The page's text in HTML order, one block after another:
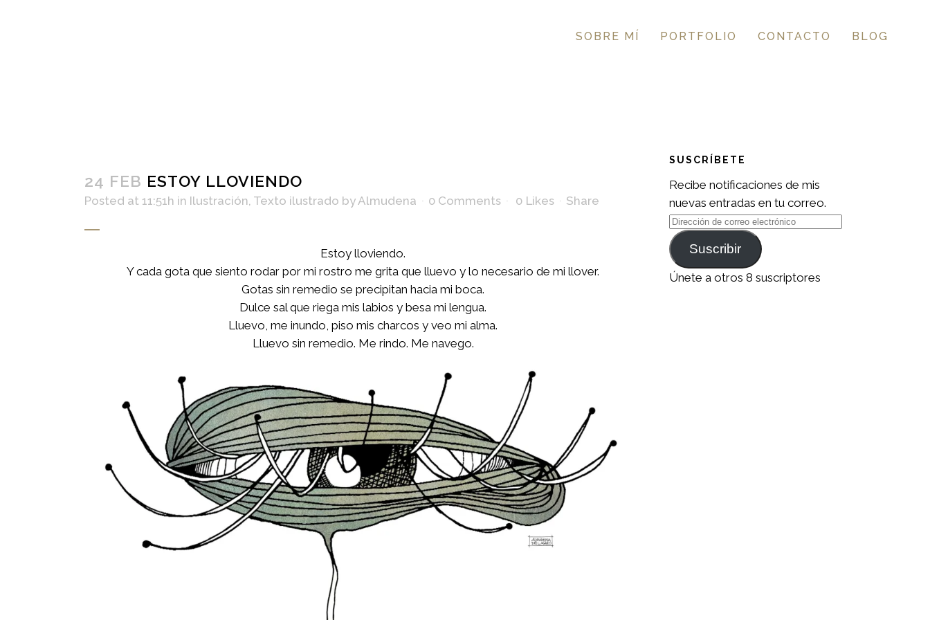
SOBRE MÍ PORTFOLIO CONTACTO BLOG
24 FEB ESTOY LLOVIENDO
Posted at 11:51h in Ilustración, Texto ilustrado byAlmudena 0 Comments 0 Likes Share
Estoy lloviendo.
Y cada gota que siento rodar por mi rostro me grita que lluevo y lo necesario de mi llover.
Gotas sin remedio se precipitan hacia mi boca.
Dulce sal que riega mis labios y besa mi lengua.
Lluevo, me inundo, piso mis charcos y veo mi alma.
Lluevo sin remedio. Me rindo. Me navego.
SUSCRÍBETE
Recibe notificaciones de mis
nuevas entradas en tu correo.
Dirección
de
correo
electrónico
Suscribir
Únete a otros 8 suscriptores